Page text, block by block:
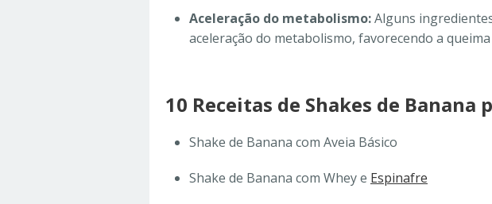
Aceleração do metabolismo:Alguns
aceleração do metabolismo, favorecendo a
10 Receitas de Shakes de Banana
Shake de Banana com Aveia Básico
Shake de Banana com Whey e Espinafre